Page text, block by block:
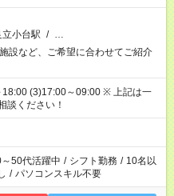
立小台駅 / …
など、ご希望に合わせてご紹介
～09:00 ※ 上記は一
談ください！
50代活躍中 / シフト勤務 / 10名以
/ パソコンスキル不要